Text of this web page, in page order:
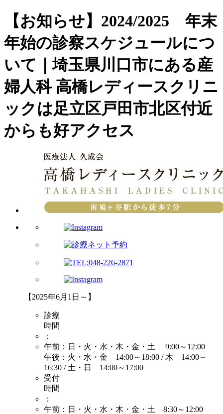
【お知らせ】2024/2025 年末
年始の診察スケジュールにつ
いて｜埼玉県川口市にある産
婦人科 高橋レディースクリニ
ックは足立区戸田市北区付近
からも好アクセス
【2025年6月1日～】
診療
時間
：
午前：日・火・水・木・金・土 9:00～12:00
午後：火・水・金 14:00～18:00 / 木 14:00～
16:30 / 土・日 14:00～17:00
受付
時間
：
午前：日・火・水・木・金・土 8:30～12:00